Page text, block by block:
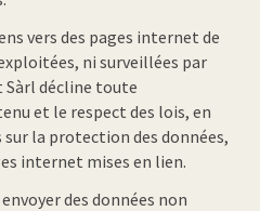
vers des pages internet de
ni surveillées par
Sàrl décline toute
et le respect des lois, en
la protection des données,
internet mises en lien.
des données non